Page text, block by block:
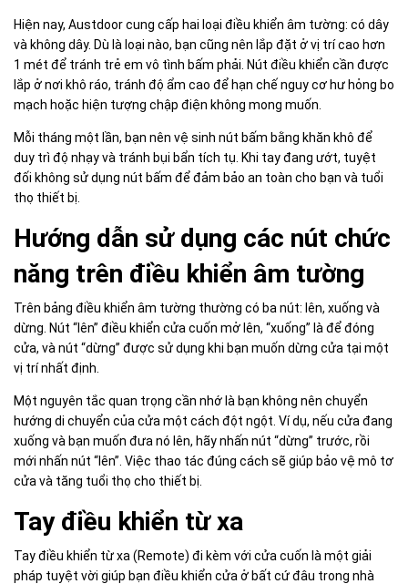
Hiện nay, Austdoor cung cấp hai loại điều khiển âm tường: có dây
và không dây. Dù là loại nào, bạn cũng nên lắp đặt ở vị trí cao hơn
1 mét để tránh trẻ em vô tình bấm phải. Nút điều khiển cần được
lắp ở nơi khô ráo, tránh độ ẩm cao để hạn chế nguy cơ hư hỏng bo
mạch hoặc hiện tượng chập điện không mong muốn.
Mỗi tháng một lần, bạn nên vệ sinh nút bấm bằng khăn khô để
duy trì độ nhạy và tránh bụi bẩn tích tụ. Khi tay đang ướt, tuyệt
đối không sử dụng nút bấm để đảm bảo an toàn cho bạn và tuổi
thọ thiết bị.
Hướng dẫn sử dụng các nút chức
năng trên điều khiển âm tường
Trên bảng điều khiển âm tường thường có ba nút: lên, xuống và
dừng. Nút “lên” điều khiển cửa cuốn mở lên, “xuống” là để đóng
cửa, và nút “dừng” được sử dụng khi bạn muốn dừng cửa tại một
vị trí nhất định.
Một nguyên tắc quan trọng cần nhớ là bạn không nên chuyển
hướng di chuyển của cửa một cách đột ngột. Ví dụ, nếu cửa đang
xuống và bạn muốn đưa nó lên, hãy nhấn nút “dừng” trước, rồi
mới nhấn nút “lên”. Việc thao tác đúng cách sẽ giúp bảo vệ mô tơ
cửa và tăng tuổi thọ cho thiết bị.
Tay điều khiển từ xa
Tay điều khiển từ xa (Remote) đi kèm với cửa cuốn là một giải
pháp tuyệt vời giúp bạn điều khiển cửa ở bất cứ đâu trong nhà